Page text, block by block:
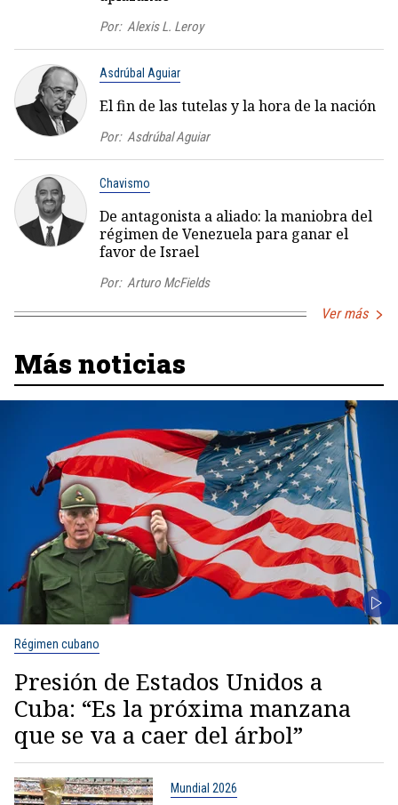
Por: Alexis L. Leroy
Asdrúbal Aguiar
El fin de las tutelas y la hora de la nación
Por: Asdrúbal Aguiar
Chavismo
De antagonista a aliado: la maniobra del
régimen de Venezuela para ganar el
favor de Israel
Por: Arturo McFields
Ver más
Más noticias
Régimen cubano
Presión de Estados Unidos a
Cuba: “Es la próxima manzana
que se va a caer del árbol”
Mundial 2026